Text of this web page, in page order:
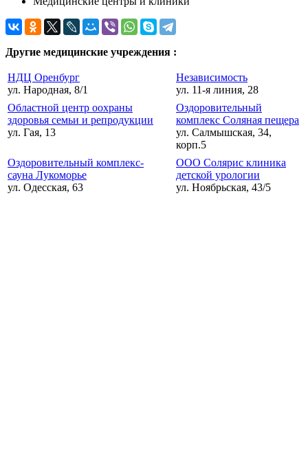
Другие медицинские учреждения :
НДЦ Оренбург
ул. Народная, 8/1
Независимость
ул. 11-я линия, 28
Областной центр оохраны
здоровья семьи и репродукции
ул. Гая, 13
Оздоровительный
комплекс Соляная пещера
ул. Салмышская, 34,
корп.5
Оздоровительный комплекс-
сауна Лукоморье
ул. Одесская, 63
ООО Солярис клиника
детской урологии
ул. Ноябрьская, 43/5